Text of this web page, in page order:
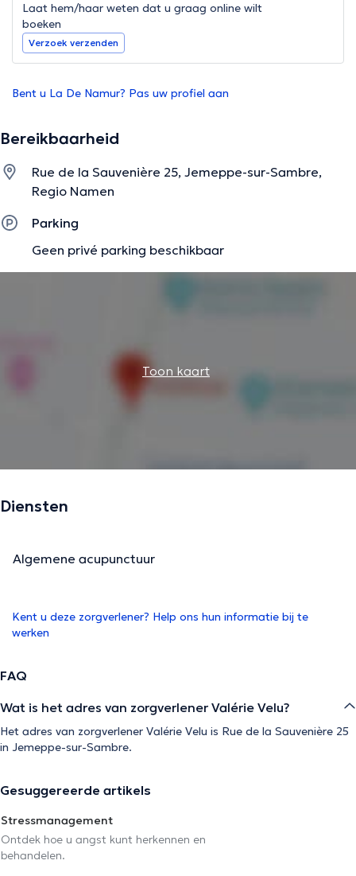
Laat hem/haar weten dat u graag online wilt
boeken
Verzoek verzenden
Bent u La De Namur? Pas uw profiel aan
Bereikbaarheid
Rue de la Sauvenière 25, Jemeppe-sur-Sambre,
Regio Namen
Parking
Geen privé parking beschikbaar
Toon kaart
Diensten
Algemene acupunctuur
Kent u deze zorgverlener? Help ons hun informatie bij te
werken
FAQ
Wat is het adres van zorgverlener Valérie Velu?
Het adres van zorgverlener Valérie Velu is Rue de la Sauvenière 25
in Jemeppe-sur-Sambre.
Gesuggereerde artikels
Stressmanagement
Ontdek hoe u angst kunt herkennen en
behandelen.